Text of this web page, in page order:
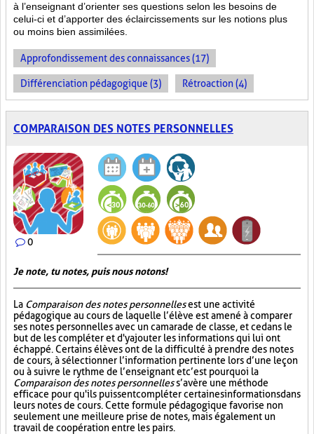
à l’enseignant d’orienter ses questions selon les besoins de
celui-ci et d’apporter des éclaircissements sur les notions plus
ou moins bien assimilées.
Approfondissement des connaissances (17)
Différenciation pédagogique (3) Rétroaction (4)
COMPARAISON DES NOTES PERSONNELLES
0
Je note, tu notes, puis nous notons!
La Comparaison des notes personnellesest une activité
pédagogique au cours de laquelle l’élève est amené à comparer
ses notes personnelles avec un camarade de classe, et ce dans le
but de les compléter et d'y ajouter les informations qui lui ont
échappé. Certains élèves ont de la difficulté à prendre des notes
de cours, à sélectionner l’information pertinente lors d’une leçon
ou à suivre le rythme de l’enseignant et c’est pourquoi la
Comparaison des notes personnelless’avère une méthode
efficace pour qu'ils puissent compléter certaines informations dans
leurs notes de cours. Cette formule pédagogique favorise non
seulement une meilleure prise de notes, mais également un
travail de coopération entre les pairs.